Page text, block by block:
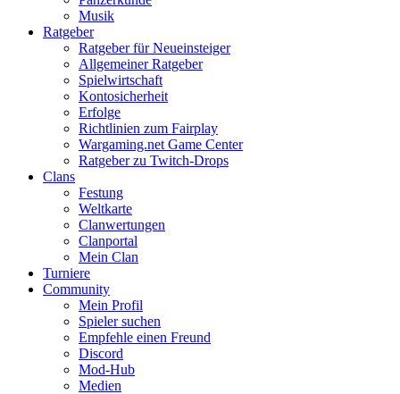
Musik
Ratgeber
Ratgeber für Neueinsteiger
Allgemeiner Ratgeber
Spielwirtschaft
Kontosicherheit
Erfolge
Richtlinien zum Fairplay
Wargaming.net Game Center
Ratgeber zu Twitch-Drops
Clans
Festung
Weltkarte
Clanwertungen
Clanportal
Mein Clan
Turniere
Community
Mein Profil
Spieler suchen
Empfehle einen Freund
Discord
Mod-Hub
Medien